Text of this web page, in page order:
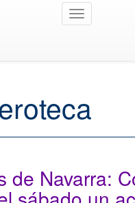
Toggle
de Navarra: